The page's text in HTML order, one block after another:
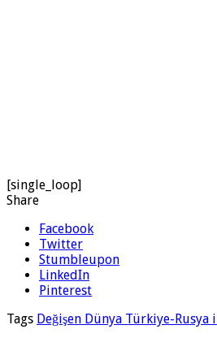
[single_loop]
Share
Facebook
Twitter
Stumbleupon
LinkedIn
Pinterest
Tags Değişen Dünya Türkiye-